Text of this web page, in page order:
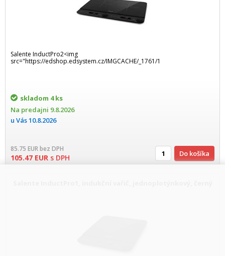
Salente InductPro2<img
src="https://edshop.edsystem.cz/IMGCACHE/_1761/1
skladom 4 ks
Na predajni 9.8.2026
u Vás10.8.2026
85.75 EURbez DPH
105.47 EUR s DPH Do košíka